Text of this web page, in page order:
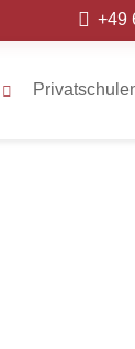
+49